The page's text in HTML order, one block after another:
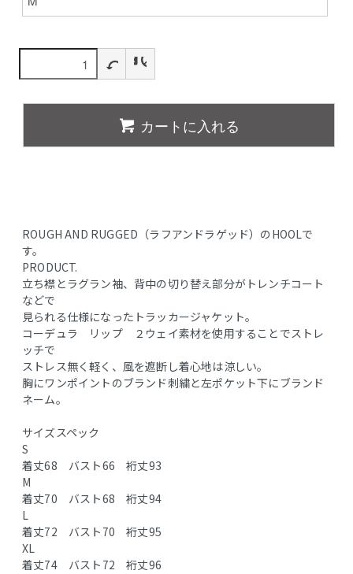
カートに入れる
ROUGH AND RUGGED（ラフアンドラゲッド）のHOOLで
す。
PRODUCT.
立ち襟とラグラン袖、背中の切り替え部分がトレンチコート
などで
見られる仕様になったトラッカージャケット。
コーデュラ リップ ２ウェイ素材を使用することでストレ
ッチで
ストレス無く軽く、風を遮断し着心地は涼しい。
胸にワンポイントのブランド刺繍と左ポケット下にブランド
ネーム。
サイズスペック
S
着丈68 バスト66 裄丈93
M
着丈70 バスト68 裄丈94
L
着丈72 バスト70 裄丈95
XL
着丈74 バスト72 裄丈96